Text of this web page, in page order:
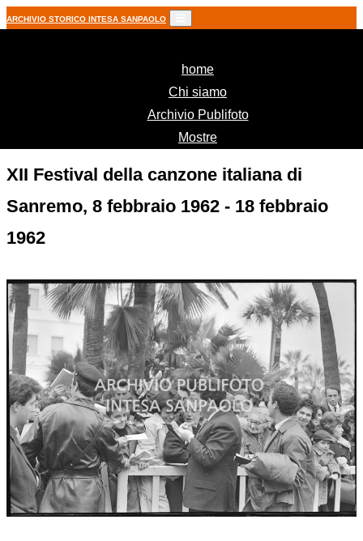
ARCHIVIO STORICO INTESA SANPAOLO
home(current)
Chi siamo
Archivio Publifoto
Mostre
XII Festival della canzone italiana di
Sanremo, 8 febbraio 1962 - 18 febbraio
1962